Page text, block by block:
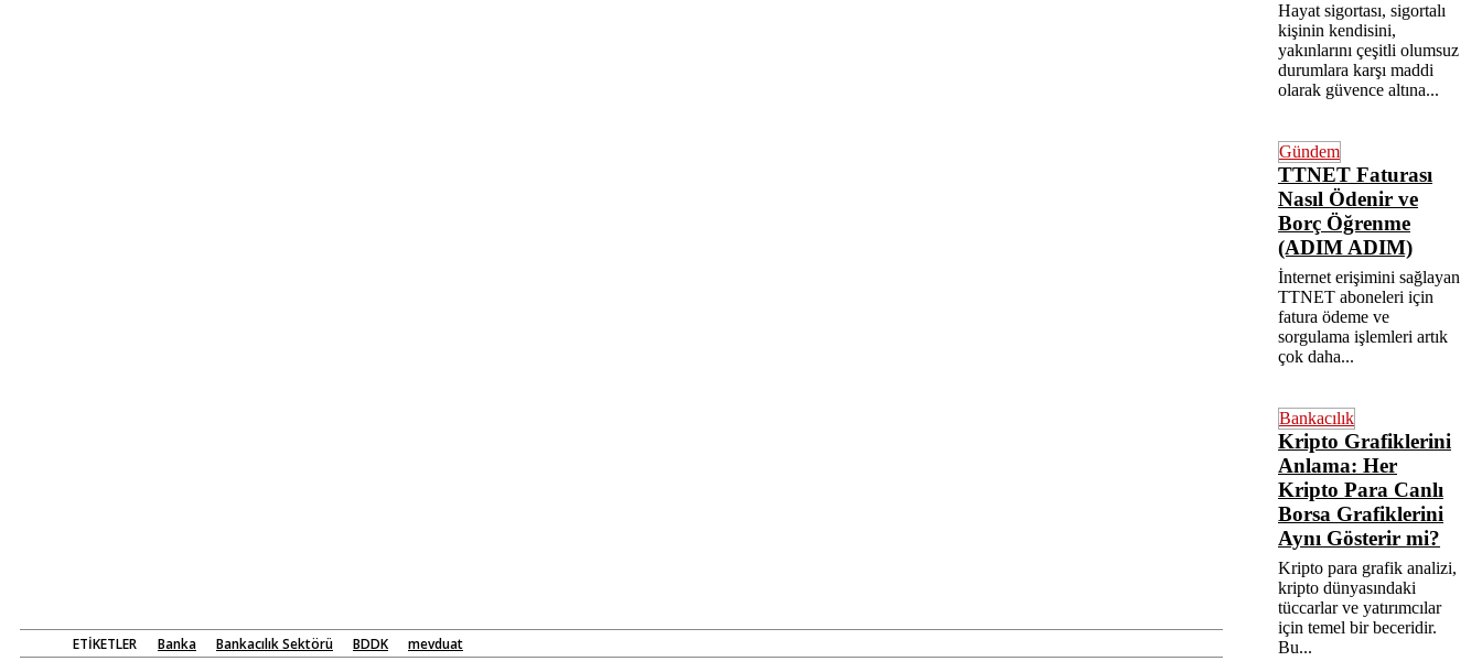
ETIKETLER Banka Bankacılık Sektörü BDDK mevduat
Hayat sigortası, sigortalı
kişinin kendisini,
yakınlarını çeşitli olumsuz
durumlara karşı maddi
olarak güvence altına...
Gündem
TTNET Faturası
Nasıl Ödenir ve
Borç Öğrenme
(ADIM ADIM)
İnternet erişimini sağlayan
TTNET aboneleri için
fatura ödeme ve
sorgulama işlemleri artık
çok daha...
Bankacılık
Kripto Grafiklerini
Anlama: Her
Kripto Para Canlı
Borsa Grafiklerini
Aynı Gösterir mi?
Kripto para grafik analizi,
kripto dünyasındaki
tüccarlar ve yatırımcılar
için temel bir beceridir.
Bu...